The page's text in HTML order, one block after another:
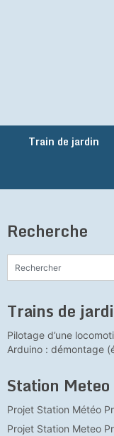
Train de jardin
Recherche
Trains de
Pilotage d’une
Arduino : démontage
Station Meteo
Projet Station Météo
Projet Station Meteo